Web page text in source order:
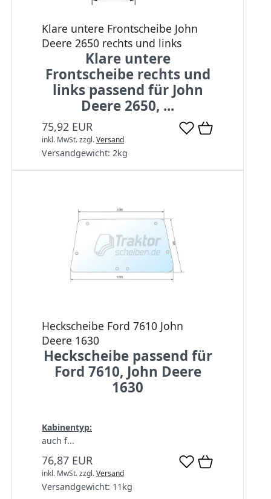
Klare untere Frontscheibe John
Deere 2650 rechts und links
Klare untere
Frontscheibe rechts und
links passend für John
Deere 2650, ...
75,92 EUR
inkl. MwSt.zzgl.Versand
Versandgewicht: 2kg
Heckscheibe Ford 7610 John
Deere 1630
Heckscheibe passend für
Ford 7610, John Deere
1630
Kabinentyp:
auch f...
76,87 EUR
inkl. MwSt.zzgl.Versand
Versandgewicht: 11 kg